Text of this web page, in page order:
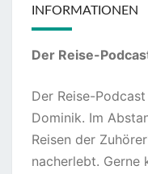
INFORMATIONEN
Der Reise-
Der Reise-
Dominik. Im
Reisen der
nacherlebt. Gerne